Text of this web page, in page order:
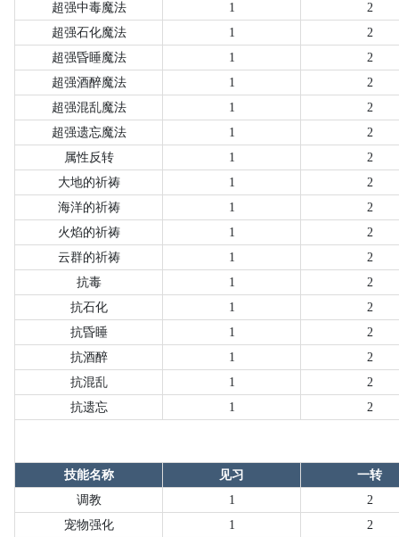
超强中毒魔法
1
2
超强石化魔法
1
2
超强昏睡魔法
1
2
超强酒醉魔法
1
2
超强混乱魔法
1
2
超强遗忘魔法
1
2
属性反转
1
2
大地的祈祷
1
2
海洋的祈祷
1
2
火焰的祈祷
1
2
云群的祈祷
1
2
抗毒 1
2
抗石化 1
2
抗昏睡 1
2
抗酒醉 1
2
抗混乱 1
2
抗遗忘 1 2
技能名称 见习
一转
调教
1
2
宠物强化
1
2